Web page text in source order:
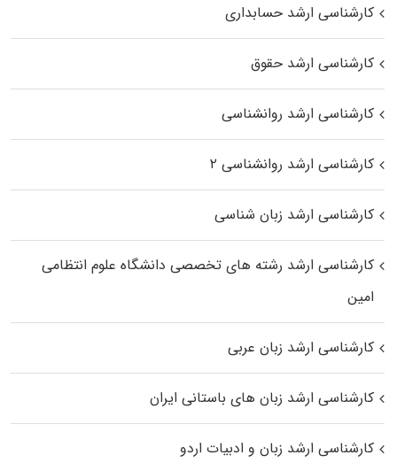
کارشناسی ارشد حسابداری
کارشناسی ارشد حقوق
کارشناسی ارشد روانشناسی
کارشناسی ارشد روانشناسی ۲
کارشناسی ارشد زبان شناسی
کارشناسی ارشد رﺷﺘﻪ ﻫﺎی تخصصی داﻧﺸﮕﺎه ﻋﻠﻮم انتظامی
اﻣﻴﻦ
کارشناسی ارشد زبان عربی
کارشناسی ارشد زبان‌ های باستانی ایران
کارشناسی ارشد زبان و ادبیات اردو